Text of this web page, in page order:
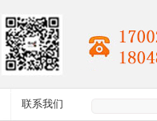
联系我们